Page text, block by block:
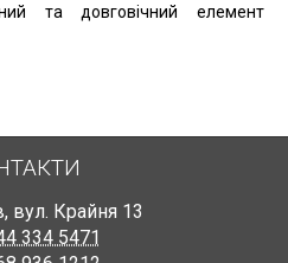
та довговічний елемент
, вул. Крайня 13
334 5471